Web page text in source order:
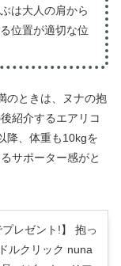
は大人の肩から
位置が適切な位
のときは、ヌナの抱
紹介するエアリコ
降、体重も10kgを
サポーター感がと
プレゼント!】 抱っ
ルクリック nuna